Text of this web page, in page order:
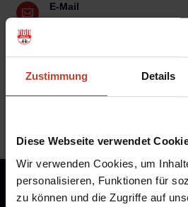
Zustimmung Details
Diese Webseite verwendet
Wir verwenden Cookies, um
personalisieren, Funktionen für
zu können und die Zugriffe auf

E-Mail
p